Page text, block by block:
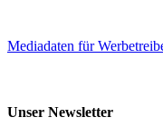
Mediadaten für
Unser Newsletter